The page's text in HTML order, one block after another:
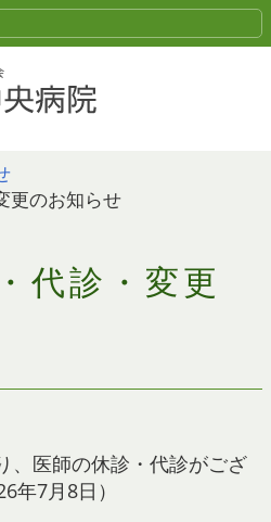
更のお知らせ
代診・変更
、医師の休診・代診がござ
年7月8日）